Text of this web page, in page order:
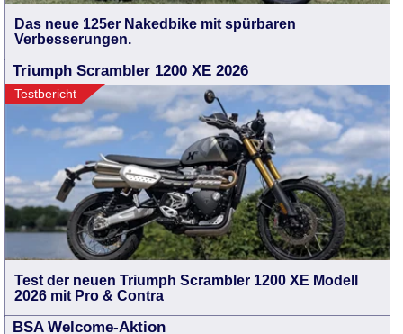
Das neue 125er Nakedbike mit spürbaren
Verbesserungen.
Triumph Scrambler 1200 XE 2026
Testbericht
Test der neuen Triumph Scrambler 1200 XE Modell
2026 mit Pro & Contra
BSA Welcome-Aktion